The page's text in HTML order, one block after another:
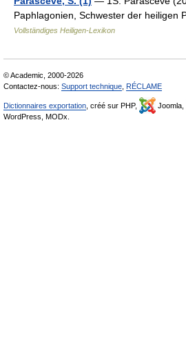
Paphlagonien, Schwester der heiligen
Vollständiges Heiligen-Lexikon
© Academic, 2000-2026
Contactez-nous: Support technique RÉCLAME
Dictionnaires exportation , créé sur PHP, Joomla,
WordPress, MODx.